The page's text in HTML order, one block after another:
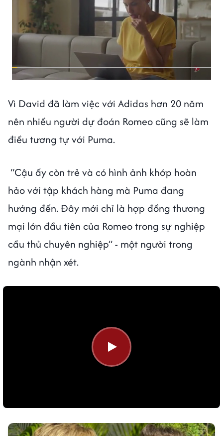
Vì David đã làm việc với Adidas hơn 20 năm
nên nhiều người dự đoán Romeo cũng sẽ làm
điều tương tự với Puma.
“Cậu ấy còn trẻ và có hình ảnh khớp hoàn
hảo với tập khách hàng mà Puma đang
hướng đến. Đây mới chỉ là hợp đồng thương
mại lớn đầu tiên của Romeo trong sự nghiệp
cầu thủ chuyên nghiệp” - một người trong
ngành nhận xét.